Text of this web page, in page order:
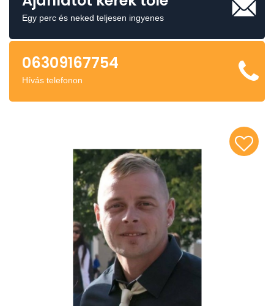
Egy perc és neked teljesen ingyenes
06309167754
Hívás telefonon